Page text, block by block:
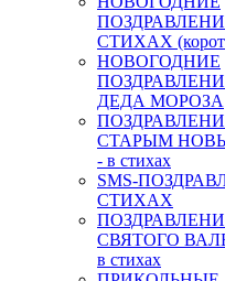
СТИХАХ
НОВОГОДНИЕ
ДЕДА МОРОЗА
СТАРЫМ
- в стихах
SMS-
СТИХАХ
СВЯТОГО
в стихах